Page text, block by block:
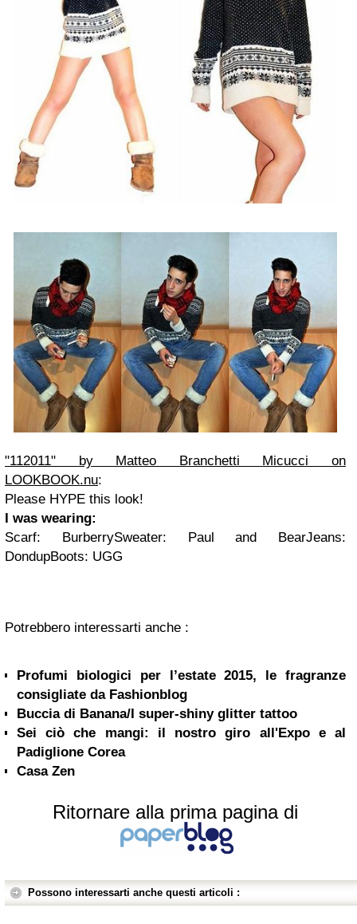
"112011" by Matteo Branchetti Micucci on
LOOKBOOK.nu:
Please HYPE this look!
I was wearing:
Scarf: BurberrySweater: Paul and BearJeans:
DondupBoots: UGG
Potrebbero interessarti anche :
Profumi biologici per l’estate 2015, le fragranze
consigliate da Fashionblog
Buccia di Banana/I super-shiny glitter tattoo
Sei ciò che mangi: il nostro giro all'Expo e al
Padiglione Corea
Casa Zen
Ritornare alla prima pagina di
Possono interessarti anche questi articoli :